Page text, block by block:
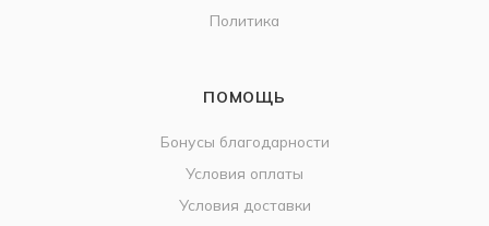
Политика
ПОМОЩЬ
Бонусы благодарности
Условия оплаты
Условия доставки